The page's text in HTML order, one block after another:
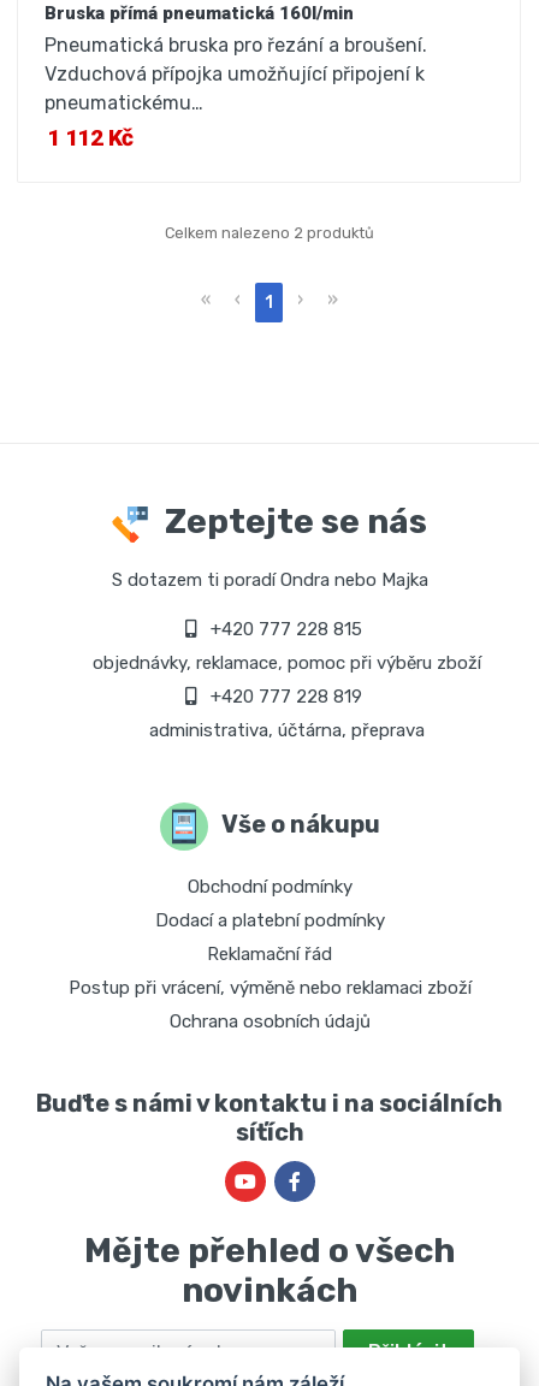
Bruska přímá pneumatická 160l/min
Pneumatická bruska pro řezání a broušení.
Vzduchová přípojka umožňující připojení k
pneumatickému…
1 112 Kč
Celkem nalezeno 2 produktů
« ‹ 1 › »
Zeptejte se nás
S dotazem ti poradí Ondra nebo Majka
+420 777 228 815
objednávky, reklamace, pomoc při výběru zboží
+420 777 228 819
administrativa, účtárna, přeprava
Vše o nákupu
Obchodní podmínky
Dodací a platební podmínky
Reklamační řád
Postup při vrácení, výměně nebo reklamaci zboží
Ochrana osobních údajů
Buďte s námi v kontaktu i na sociálních
síťích
Mějte přehled o všech
novinkách
Email Přihlásit